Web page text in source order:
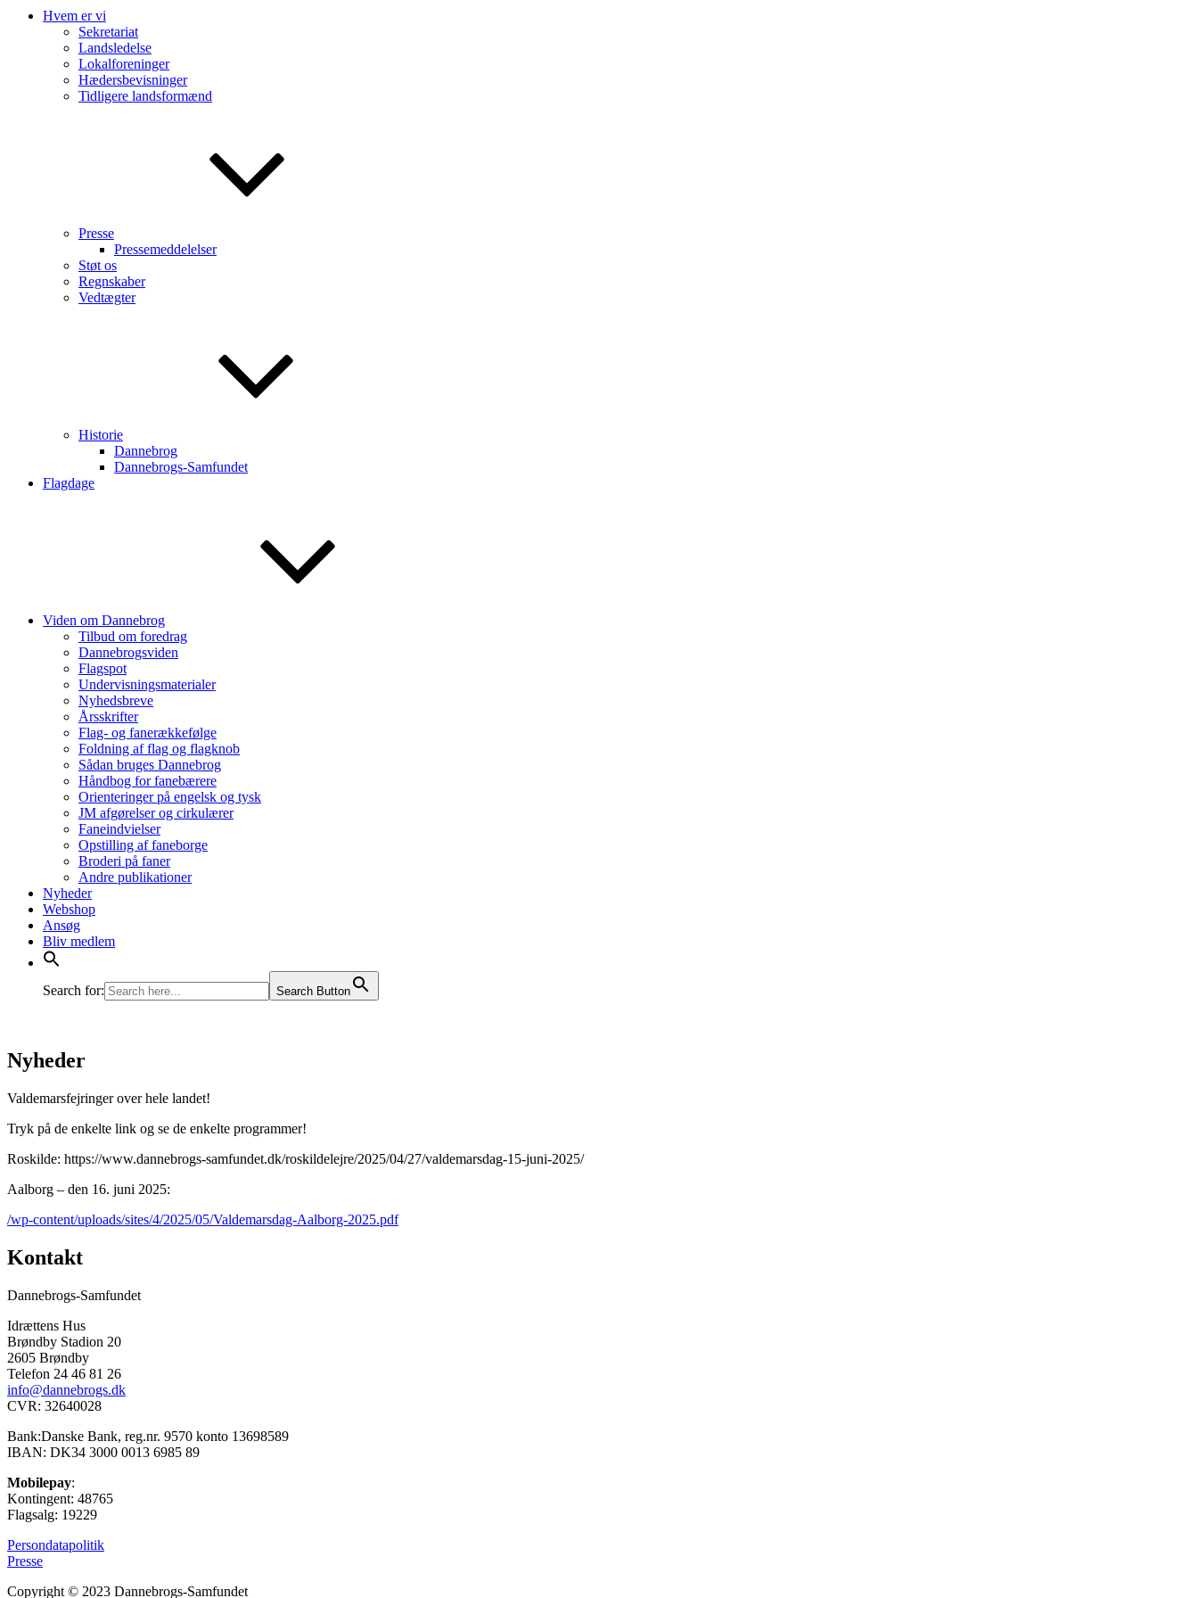
Hvem er vi
Sekretariat
Landsledelse
Lokalforeninger
Hædersbevisninger
Tidligere landsformænd
Presse
Pressemeddelelser
Støt os
Regnskaber
Vedtægter
Historie
Dannebrog
Dannebrogs-Samfundet
Flagdage
Viden om Dannebrog
Tilbud om foredrag
Dannebrogsviden
Flagspot
Undervisningsmaterialer
Nyhedsbreve
Årsskrifter
Flag- og fanerækkefølge
Foldning af flag og flagknob
Sådan bruges Dannebrog
Håndbog for fanebærere
Orienteringer på engelsk og tysk
JM afgørelser og cirkulærer
Faneindvielser
Opstilling af faneborge
Broderi på faner
Andre publikationer
Nyheder
Webshop
Ansøg
Bliv medlem
Search for: Search Button
Nyheder
Valdemarsfejringer over hele landet!
Tryk på de enkelte link og se de enkelte programmer!
Roskilde: https://www.dannebrogs-samfundet.dk/roskildelejre/2025/04/27/valdemarsdag-15-juni-2025/
Aalborg – den 16. juni 2025:
/wp-content/uploads/sites/4/2025/05/Valdemarsdag-Aalborg-2025.pdf
Kontakt
Dannebrogs-Samfundet
Idrættens Hus
Brøndby Stadion 20
2605 Brøndby
Telefon 24 46 81 26
info@dannebrogs.dk
CVR: 32640028
Bank:Danske Bank, reg.nr. 9570 konto 13698589
IBAN: DK34 3000 0013 6985 89
Mobilepay:
Kontingent: 48765
Flagsalg: 19229
Persondatapolitik
Presse
Copyright © 2023 Dannebrogs-Samfundet